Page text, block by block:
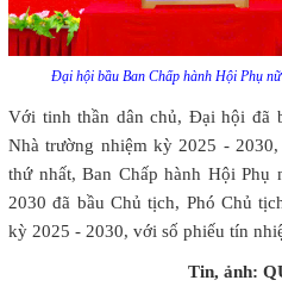
Đại hội bầu Ban Chấp hành Hội Phụ
Với tinh thần dân chủ, Đại hội đã
Nhà trường nhiệm kỳ 2025 -
thứ nhất, Ban Chấp hành Hội
2030 đã bầu Chủ tịch, Phó Chủ
kỳ 2025 - 2030, với số phiếu tín
Tin, ảnh: